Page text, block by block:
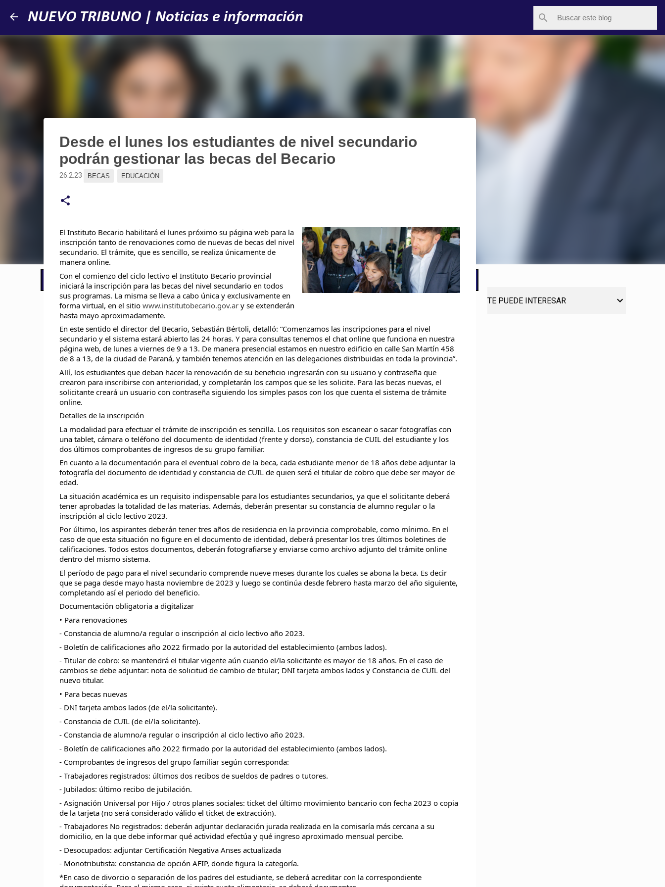
Ir al contenido principal
NUEVO TRIBUNO | Noticias e información
📢 LO ÚLTIMO
Desde el lunes los estudiantes de nivel secundario
podrán gestionar las becas del Becario
26.2.23 BECAS EDUCACIÓN
El Instituto Becario habilitará el lunes próximo su página web para la
inscripción tanto de renovaciones como de nuevas de becas del nivel
secundario. El trámite, que es sencillo, se realiza únicamente de
manera online.
Con el comienzo del ciclo lectivo el Instituto Becario provincial
iniciará la inscripción para las becas del nivel secundario en todos
sus programas. La misma se lleva a cabo única y exclusivamente en
forma virtual, en el sitio www.institutobecario.gov.ar y se extenderán
hasta mayo aproximadamente.
En este sentido el director del Becario, Sebastián Bértoli, detalló: “Comenzamos las inscripciones para el nivel
secundario y el sistema estará abierto las 24 horas. Y para consultas tenemos el chat online que funciona en nuestra
página web, de lunes a viernes de 9 a 13. De manera presencial estamos en nuestro edificio en calle San Martín 458
de 8 a 13, de la ciudad de Paraná, y también tenemos atención en las delegaciones distribuidas en toda la provincia”.
Allí, los estudiantes que deban hacer la renovación de su beneficio ingresarán con su usuario y contraseña que
crearon para inscribirse con anterioridad, y completarán los campos que se les solicite. Para las becas nuevas, el
solicitante creará un usuario con contraseña siguiendo los simples pasos con los que cuenta el sistema de trámite
online.
Detalles de la inscripción
La modalidad para efectuar el trámite de inscripción es sencilla. Los requisitos son escanear o sacar fotografías con
una tablet, cámara o teléfono del documento de identidad (frente y dorso), constancia de CUIL del estudiante y los
dos últimos comprobantes de ingresos de su grupo familiar.
En cuanto a la documentación para el eventual cobro de la beca, cada estudiante menor de 18 años debe adjuntar la
fotografía del documento de identidad y constancia de CUIL de quien será el titular de cobro que debe ser mayor de
edad.
La situación académica es un requisito indispensable para los estudiantes secundarios, ya que el solicitante deberá
tener aprobadas la totalidad de las materias. Además, deberán presentar su constancia de alumno regular o la
inscripción al ciclo lectivo 2023.
Por último, los aspirantes deberán tener tres años de residencia en la provincia comprobable, como mínimo. En el
caso de que esta situación no figure en el documento de identidad, deberá presentar los tres últimos boletines de
calificaciones. Todos estos documentos, deberán fotografiarse y enviarse como archivo adjunto del trámite online
dentro del mismo sistema.
El período de pago para el nivel secundario comprende nueve meses durante los cuales se abona la beca. Es decir
que se paga desde mayo hasta noviembre de 2023 y luego se continúa desde febrero hasta marzo del año siguiente,
completando así el periodo del beneficio.
Documentación obligatoria a digitalizar
• Para renovaciones
- Constancia de alumno/a regular o inscripción al ciclo lectivo año 2023.
- Boletín de calificaciones año 2022 firmado por la autoridad del establecimiento (ambos lados).
- Titular de cobro: se mantendrá el titular vigente aún cuando el/la solicitante es mayor de 18 años. En el caso de
cambios se debe adjuntar: nota de solicitud de cambio de titular; DNI tarjeta ambos lados y Constancia de CUIL del
nuevo titular.
• Para becas nuevas
- DNI tarjeta ambos lados (de el/la solicitante).
- Constancia de CUIL (de el/la solicitante).
- Constancia de alumno/a regular o inscripción al ciclo lectivo año 2023.
- Boletín de calificaciones año 2022 firmado por la autoridad del establecimiento (ambos lados).
- Comprobantes de ingresos del grupo familiar según corresponda:
- Trabajadores registrados: últimos dos recibos de sueldos de padres o tutores.
- Jubilados: último recibo de jubilación.
- Asignación Universal por Hijo / otros planes sociales: ticket del último movimiento bancario con fecha 2023 o copia
de la tarjeta (no será considerado válido el ticket de extracción).
- Trabajadores No registrados: deberán adjuntar declaración jurada realizada en la comisaría más cercana a su
domicilio, en la que debe informar qué actividad efectúa y qué ingreso aproximado mensual percibe.
- Desocupados: adjuntar Certificación Negativa Anses actualizada
- Monotributista: constancia de opción AFIP, donde figura la categoría.
*En caso de divorcio o separación de los padres del estudiante, se deberá acreditar con la correspondiente
TE PUEDE INTERESAR